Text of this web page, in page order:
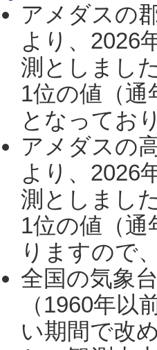
アメダスの
より、2026
測としまし
1位の値（通
となってお
アメダスの
より、2026
測としまし
1位の値（
りますので
全国の気象
（1960年
い期間で改